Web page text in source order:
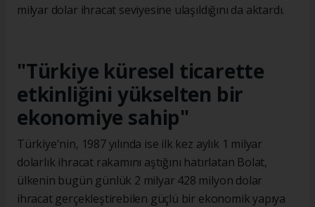
milyar dolar ihracat seviyesine ulaşıldığını da aktardı.
"Türkiye küresel ticarette
etkinliğini yükselten bir
ekonomiye sahip"
Türkiye'nin, 1987 yılında ise ilk kez aylık 1 milyar
dolarlık ihracat rakamını aştığını hatırlatan Bolat,
ülkenin bugün günlük 2 milyar 428 milyon dolar
ihracat gerçekleştirebilen güçlü bir ekonomik yapıya